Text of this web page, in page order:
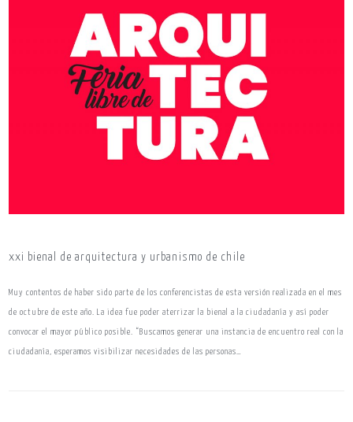
xxi bienal de arquitectura y urbanismo de chile
Muy contentos de haber sido parte de los conferencistas de esta versión realizada en el mes
de octubre de este año. La idea fue poder aterrizar la bienal a la ciudadanía y así poder
convocar el mayor público posible. “Buscamos generar una instancia de encuentro real con la
ciudadanía, esperamos visibilizar necesidades de las personas…